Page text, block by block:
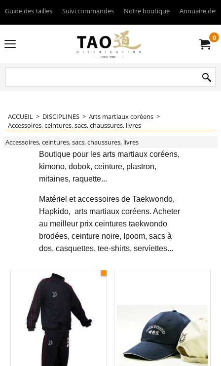
Guide des tailles Suivi commandes Notre boutique Annuaire des
0
ACCUEIL > DISCIPLINES > Arts martiaux coréens >
Accessoires, ceintures, sacs, chaussures, livres
Accessoires, ceintures, sacs, chaussures, livres
Boutique pour les arts martiaux coréens,
kimono, dobok, ceinture, plastron,
mitaines, raquette...
Matériel et accessoires de Taekwondo,
Hapkido, arts martiaux coréens. Acheter
au meilleur prix ceintures taekwondo
brodées, ceinture noire, Ipoom, sacs à
dos, casquettes, tee-shirts, serviettes...